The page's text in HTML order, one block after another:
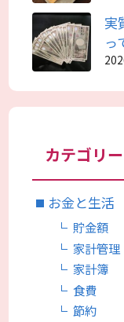
実
っ
カテゴリー
お金と生活
貯金額
家計管理
家計簿
食費
節約